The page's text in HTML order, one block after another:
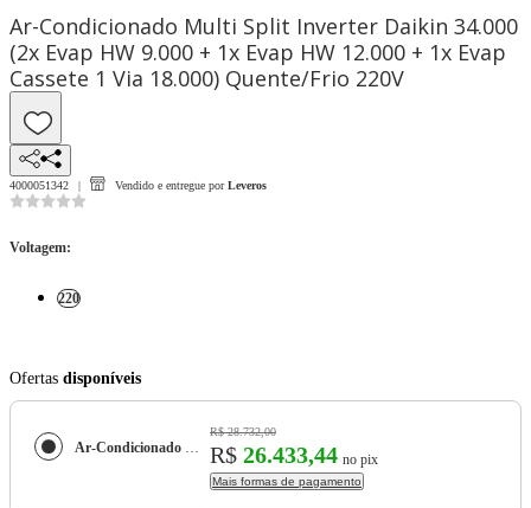
Ar-Condicionado Multi Split Inverter Daikin 34.000
(2x Evap HW 9.000 + 1x Evap HW 12.000 + 1x Evap
Cassete 1 Via 18.000) Quente/Frio 220V
4000051342 Vendido e entregue por Leveros
Voltagem:
220
Ofertas disponíveis
Ar-Condicionado Multi Split Inverter Daikin 34.000 (2x Evap HW 9.000 + 1x Evap HW 12.000 + 1x Evap Cassete 1 Via 18.000) Quente/Frio 220V
R$ 28.732,00
R$ 26.433,44 no pix
Mais formas de pagamento